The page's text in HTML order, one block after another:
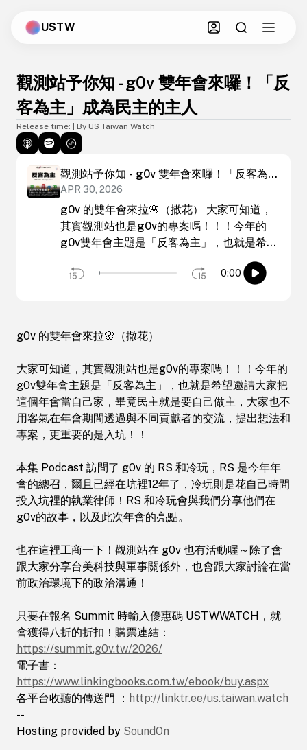
USTW
觀測站予你知 - g0v 雙年會來囉！「反
客為主」成為民主的主人
Release time: | By US Taiwan Watch
觀測站予你知 - g0v 雙年會來囉！「反客為
主」成為民主的主人
APR 30, 2026
g0v 的雙年會來拉🌸（撒花） 大家可知道，
其實觀測站也是g0v的專案嗎！！！今年的
g0v雙年會主題是「反客為主」，也就是希望
邀請大家把這個年會當自己家，畢竟民主就是
要自己做主，大家也不用客氣在年會期間透過
經在坑裡12年了，冷玩則是花自己時間投入
們在g0v的故事，以及此次年會的亮點。 也
在這裡工商一下！觀測站在 g0v 也有活動喔
～除了會跟大家分享台美科技與軍事關係外，
也會跟大家討論在當前政治環境下的政治溝
通！ 只要在報名 Summit 時輸入優惠
票連結：<a
href="https://summit.g0v.tw/2026/">https://
電子書：<a
href="https://www.youtube.com/redirect?
各平台收聽的傳送門​ ：<a
href="http://linktr.ee/us.taiwan.watch">http://
-- Hosting provided by <a
0:00
g0v 的雙年會來拉🌸（撒花）
大家可知道，其實觀測站也是g0v的專案嗎！！！今年的
g0v雙年會主題是「反客為主」，也就是希望邀請大家把
這個年會當自己家，畢竟民主就是要自己做主，大家也不
用客氣在年會期間透過與不同貢獻者的交流，提出想法和
專案，更重要的是入坑！！
本集 Podcast 訪問了 g0v 的 RS 和冷玩，RS 是今年年
會的總召，爾且已經在坑裡12年了，冷玩則是花自己時間
投入坑裡的執業律師！RS 和冷玩會與我們分享他們在
g0v的故事，以及此次年會的亮點。
也在這裡工商一下！觀測站在 g0v 也有活動喔～除了會
跟大家分享台美科技與軍事關係外，也會跟大家討論在當
前政治環境下的政治溝通！
只要在報名 Summit 時輸入優惠碼 USTWWATCH，就
會獲得八折的折扣！購票連結：
https://summit.g0v.tw/2026/
電子書：
https://www.linkingbooks.com.tw/ebook/buy.aspx
各平台收聽的傳送門​ ： http://linktr.ee/us.taiwan.watch
--
Hosting provided by SoundOn